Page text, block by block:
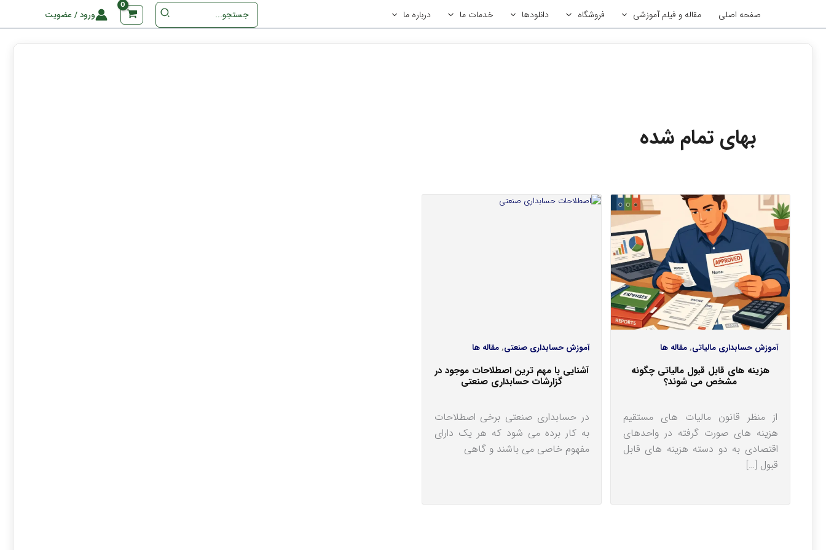
صفحه اصلی مقاله و فیلم آموزشی فروشگاه دانلودها خدمات ما درباره ما
جستجو
برای
:
ورود / عضویت
بهای تمام شده
آموزش حسابداری مالیاتی,مقاله ها
هزینه‎ های قابل قبول مالیاتی چگونه
مشخص می شوند؟
از منظر قانون مالیات های مستقیم
هزینه های صورت گرفته در واحدهای
اقتصادی به دو دسته هزینه های قابل
قبول […]
آموزش حسابداری صنعتی,مقاله ها
آشنایی با مهم ترین اصطلاحات موجود در
گزارشات حسابداری صنعتی
در حسابداری صنعتی برخی اصطلاحات
به کار برده می شود که هر یک دارای
مفهوم خاصی می باشند و گاهی